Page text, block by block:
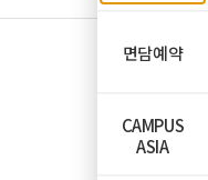
면담예약
CAMPUS
ASIA